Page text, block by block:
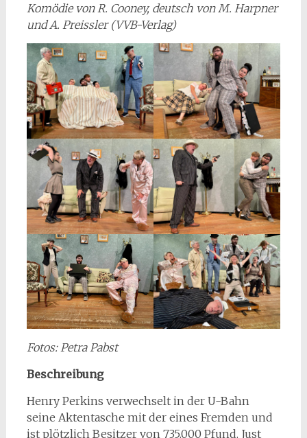
Komödie von R. Cooney, deutsch von M. Harpner
und A. Preissler (VVB-Verlag)
Fotos: Petra Pabst
Beschreibung
Henry Perkins verwechselt in der U-Bahn
seine Aktentasche mit der eines Fremden und
ist plötzlich Besitzer von 735.000 Pfund. Just